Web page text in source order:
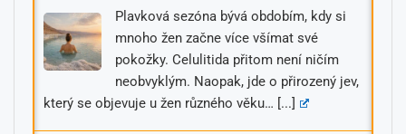
Plavková sezóna bývá obdobím, kdy si
mnoho žen začne více všímat své
pokožky. Celulitida přitom není ničím
neobvyklým. Naopak, jde o přirozený jev,
který se objevuje u žen různého věku… [...]